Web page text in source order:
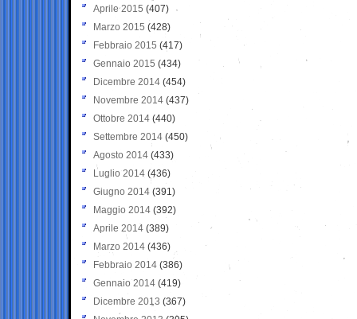
Aprile 2015 (407)
Marzo 2015 (428)
Febbraio 2015 (417)
Gennaio 2015 (434)
Dicembre 2014 (454)
Novembre 2014 (437)
Ottobre 2014 (440)
Settembre 2014 (450)
Agosto 2014 (433)
Luglio 2014 (436)
Giugno 2014 (391)
Maggio 2014 (392)
Aprile 2014 (389)
Marzo 2014 (436)
Febbraio 2014 (386)
Gennaio 2014 (419)
Dicembre 2013 (367)